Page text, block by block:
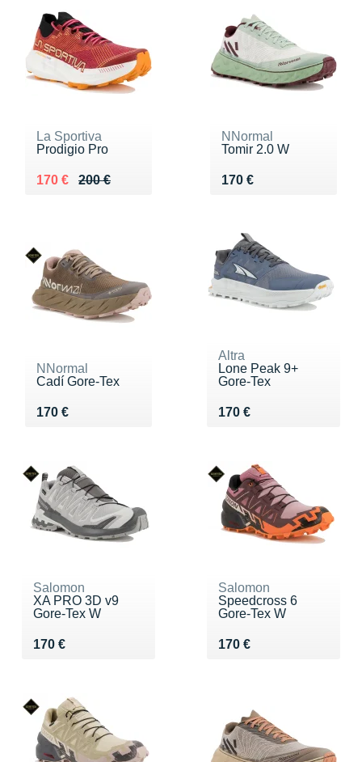
La Sportiva
Prodigio Pro
200 €
Au lieu de 200 €
170 €
Vendu 170 €
NNormal
Tomir 2.0 W
170 €
Vendu 170 €
NNormal
Cadí Gore-Tex
170 €
Vendu 170 €
Altra
Lone Peak 9+
Gore-Tex
170 €
Vendu 170 €
Salomon
XA PRO 3D v9
Gore-Tex W
170 €
Vendu 170 €
Salomon
Speedcross 6
Gore-Tex W
170 €
Vendu 170 €